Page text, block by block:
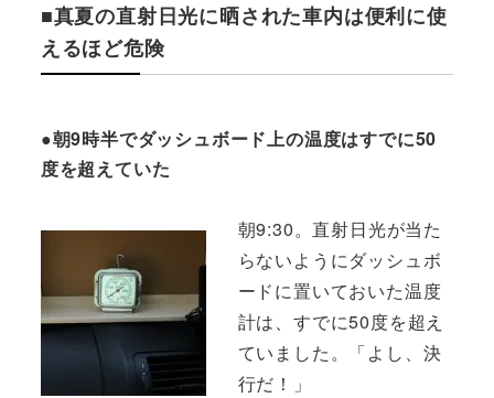
■真夏の直射日光に晒された車内は便利に使
えるほど危険
●朝9時半でダッシュボード上の温度はすでに50
度を超えていた
朝9:30。直射日光が当た
らないようにダッシュボ
ードに置いておいた温度
計は、すでに50度を超え
ていました。「よし、決
行だ！」